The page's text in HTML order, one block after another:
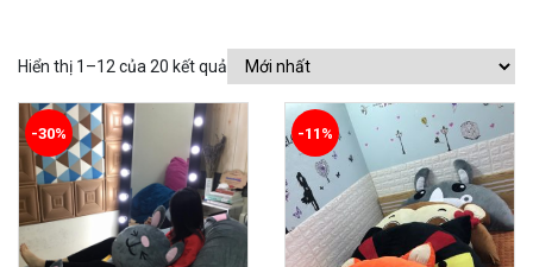
Hiển thị 1–12 của 20 kết quả
-30% -11%